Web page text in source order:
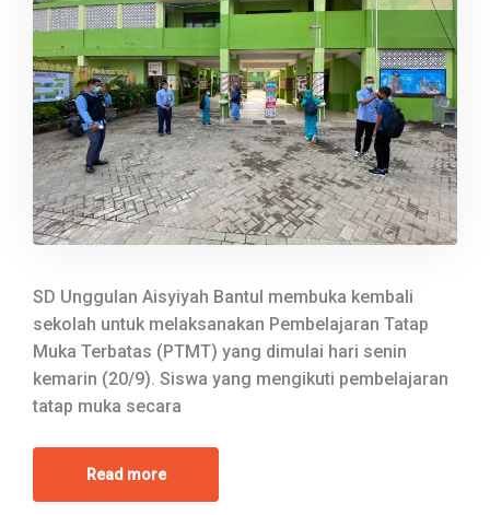
SD Unggulan Aisyiyah Bantul membuka kembali
sekolah untuk melaksanakan Pembelajaran Tatap
Muka Terbatas (PTMT) yang dimulai hari senin
kemarin (20/9). Siswa yang mengikuti pembelajaran
tatap muka secara
Read more